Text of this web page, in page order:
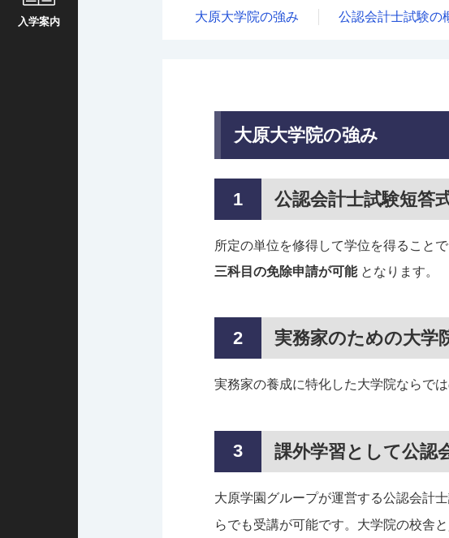
入学案内 大原大学院の強み 公認会計士試験の
大原大学院の強み
公認会計士試験短答
所定の単位を修得して学位を得ること
三科目の免除申請が可能となります。
実務家のための大学
実務家の養成に特化した大学院ならで
課外学習として公認
大原学園グループが運営する公認会計
らでも受講が可能です。大学院の校舎